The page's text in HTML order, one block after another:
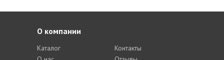
О компании
Каталог
Контакты